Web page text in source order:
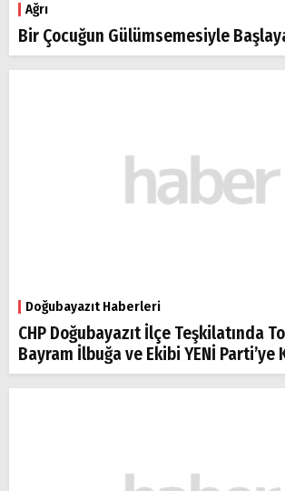
Ağrı
Bir Çocuğun Gülümsemesiyle
Doğubayazıt Haberleri
CHP Doğubayazıt İlçe Teşkilatında
Bayram İlbuğa ve Ekibi YENİ Parti’ye